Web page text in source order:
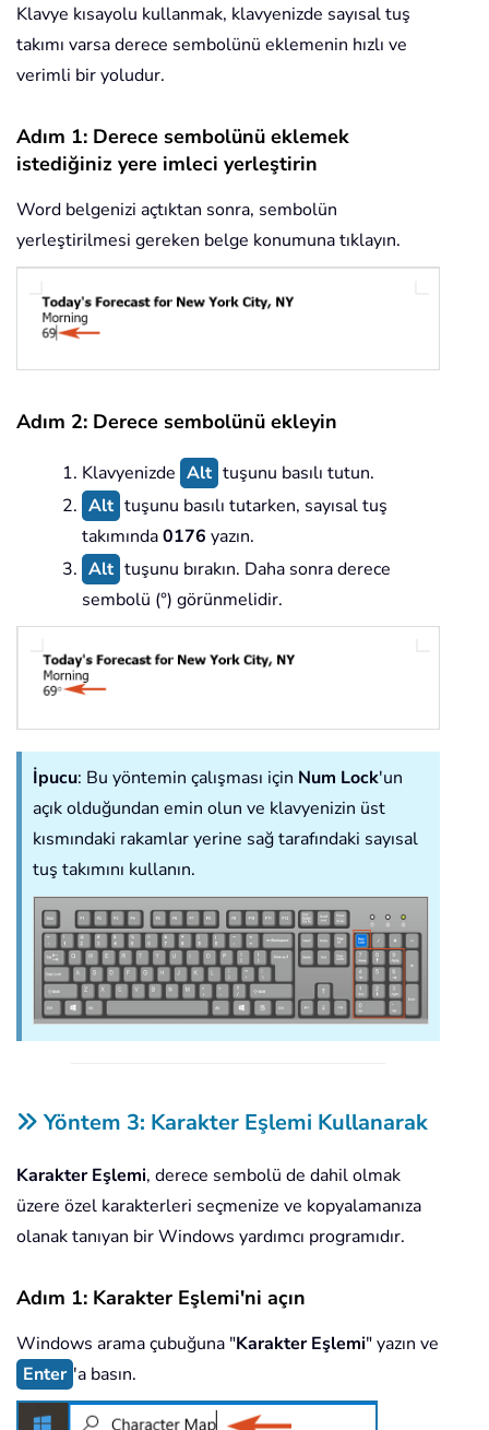
Klavye kısayolu kullanmak, klavyenizde sayısal tuş
takımı varsa derece sembolünü eklemenin hızlı ve
verimli bir yoludur.
Adım 1: Derece sembolünü eklemek
istediğiniz yere imleci yerleştirin
Word belgenizi açtıktan sonra, sembolün
yerleştirilmesi gereken belge konumuna tıklayın.
Adım 2: Derece sembolünü ekleyin
Klavyenizde Alt tuşunu basılı tutun.
Alt tuşunu basılı tutarken, sayısal tuş
takımında0176 yazın.
Alt tuşunu bırakın. Daha sonra derece
sembolü (°) görünmelidir.
İpucu: Bu yöntemin çalışması için Num Lock'un
açık olduğundan emin olun ve klavyenizin üst
kısmındaki rakamlar yerine sağ tarafındaki sayısal
tuş takımını kullanın.
Yöntem 3: Karakter Eşlemi Kullanarak
Karakter Eşlemi, derece sembolü de dahil olmak
üzere özel karakterleri seçmenize ve kopyalamanıza
olanak tanıyan bir Windows yardımcı programıdır.
Adım 1: Karakter Eşlemi'ni açın
Windows arama çubuğuna "Karakter Eşlemi" yazın ve
Enter 'a basın.